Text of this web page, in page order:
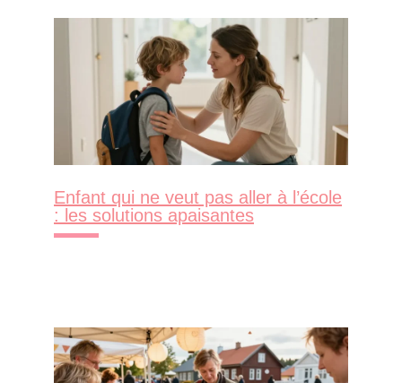
Enfant qui ne veut pas aller à l’école
: les solutions apaisantes